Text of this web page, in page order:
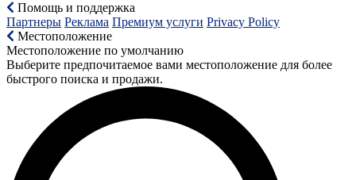
Помощь и поддержка
Партнеры Реклама Премиум услуги Privacy Policy
Местоположение
Местоположение по умолчанию
Выберите предпочитаемое вами местоположение для более
быстрого поиска и продажи.